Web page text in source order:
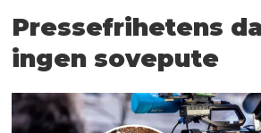
Pressefrihetens
ingen sovepute